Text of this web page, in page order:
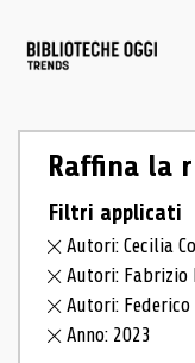
Raffina la
Filtri applicati
Autori: Cecilia
Autori: Fabrizio
Autori: Federico
Anno: 2023